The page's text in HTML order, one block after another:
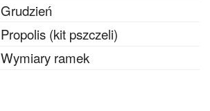
Grudzień
Propolis (kit pszczeli)
Wymiary ramek